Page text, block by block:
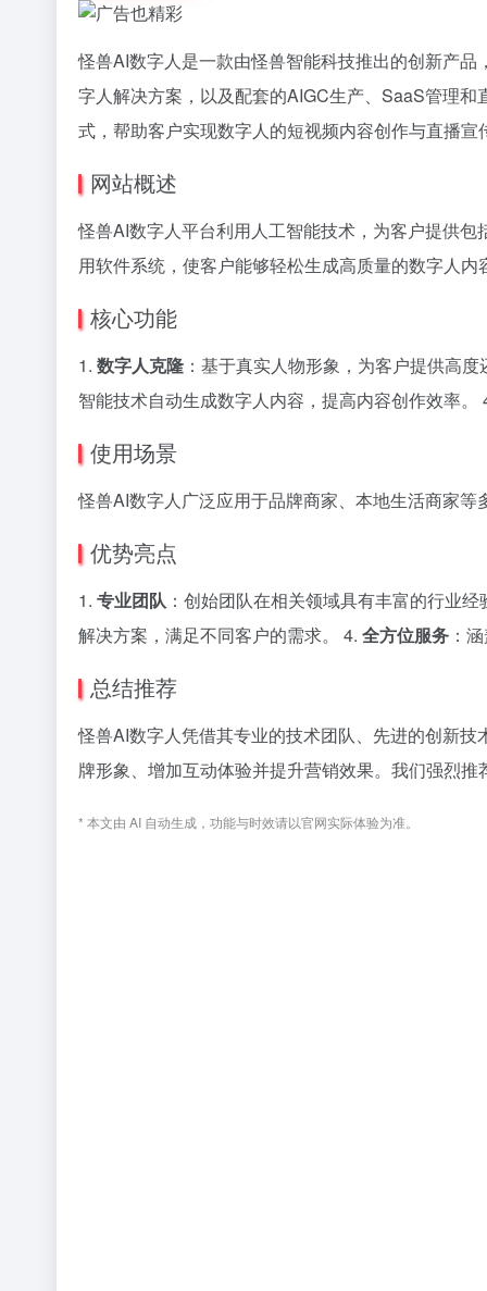
怪兽AI数字人是一款由怪兽智能科技推出的创新产
字人解决方案，以及配套的AIGC生产、SaaS管理
式，帮助客户实现数字人的短视频内容创作与直播宣
网站概述
怪兽AI数字人平台利用人工智能技术，为客户提供
用软件系统，使客户能够轻松生成高质量的数字人
核心功能
1. 数字人克隆 ：基于真实人物形象，为客户提供高
智能技术自动生成数字人内容，提高内容创作效率。
使用场景
怪兽AI数字人广泛应用于品牌商家、本地生活商家
优势亮点
1. 专业团队 ：创始团队在相关领域具有丰富的行业
解决方案，满足不同客户的需求。 4. 全方位服务 ：
总结推荐
怪兽AI数字人凭借其专业的技术团队、先进的创新
牌形象、增加互动体验并提升营销效果。我们强烈
* 本文由 AI 自动生成，功能与时效请以官网实际体验为准。